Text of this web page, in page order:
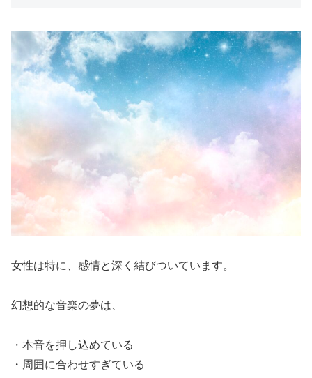
女性は特に、感情と深く結びついています。
幻想的な音楽の夢は、
・本音を押し込めている
・周囲に合わせすぎている